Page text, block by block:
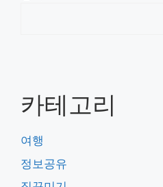
카테고리
여행
정보공유